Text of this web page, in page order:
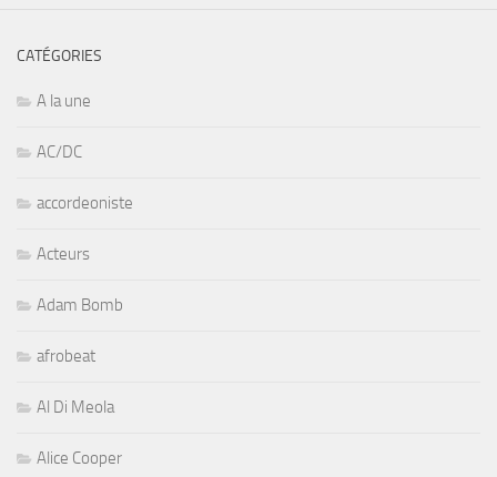
CATÉGORIES
A la une
AC/DC
accordeoniste
Acteurs
Adam Bomb
afrobeat
Al Di Meola
Alice Cooper